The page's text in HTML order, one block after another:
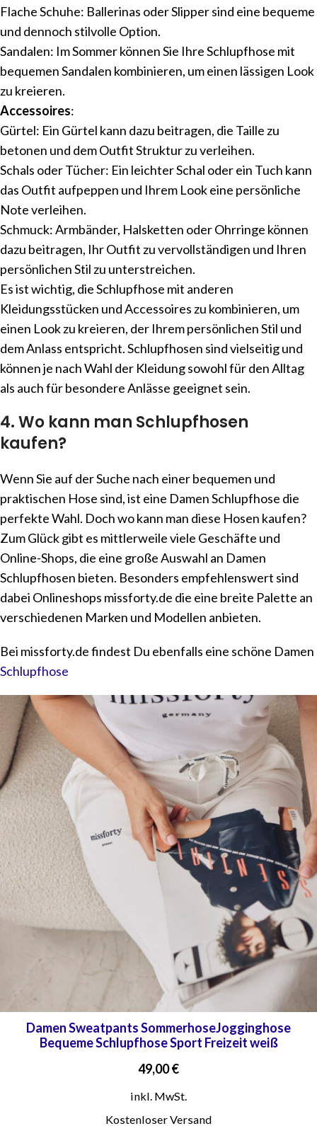
Flache Schuhe: Ballerinas oder Slipper sind eine bequeme
und dennoch stilvolle Option.
Sandalen: Im Sommer können Sie Ihre Schlupfhose mit
bequemen Sandalen kombinieren, um einen lässigen Look
zu kreieren.
Accessoires:
Gürtel: Ein Gürtel kann dazu beitragen, die Taille zu
betonen und dem Outfit Struktur zu verleihen.
Schals oder Tücher: Ein leichter Schal oder ein Tuch kann
das Outfit aufpeppen und Ihrem Look eine persönliche
Note verleihen.
Schmuck: Armbänder, Halsketten oder Ohrringe können
dazu beitragen, Ihr Outfit zu vervollständigen und Ihren
persönlichen Stil zu unterstreichen.
Es ist wichtig, die Schlupfhose mit anderen
Kleidungsstücken und Accessoires zu kombinieren, um
einen Look zu kreieren, der Ihrem persönlichen Stil und
dem Anlass entspricht. Schlupfhosen sind vielseitig und
können je nach Wahl der Kleidung sowohl für den Alltag
als auch für besondere Anlässe geeignet sein.
4. Wo kann man Schlupfhosen
kaufen?
Wenn Sie auf der Suche nach einer bequemen und
praktischen Hose sind, ist eine Damen Schlupfhose die
perfekte Wahl. Doch wo kann man diese Hosen kaufen?
Zum Glück gibt es mittlerweile viele Geschäfte und
Online-Shops, die eine große Auswahl an Damen
Schlupfhosen bieten. Besonders empfehlenswert sind
dabei Onlineshops missforty.de die eine breite Palette an
verschiedenen Marken und Modellen anbieten.
Bei missforty.de findest Du ebenfalls eine schöne Damen
Schlupfhose
Damen Sweatpants SommerhoseJogginghose
Bequeme Schlupfhose Sport Freizeit weiß
49,00€
inkl. MwSt.
Kostenloser Versand